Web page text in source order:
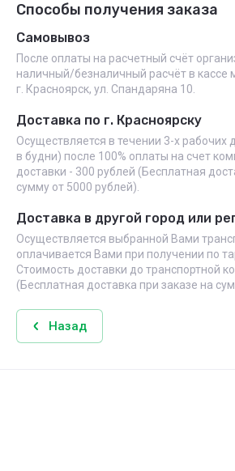
Способы получения заказа
Самовывоз
После оплаты на расчетный счёт
наличный/безналичный расчёт в кассе
г. Красноярск, ул. Спандаряна 10.
Доставка по г. Красноярску
Осуществляется в течении 3-х рабочих
в будни) после 100% оплаты на счет
доставки - 300 рублей (Бесплатная
сумму от 5000 рублей).
Доставка в другой город или
Осуществляется выбранной Вами
оплачивается Вами при получении по
Стоимость доставки до транспортной
(Бесплатная доставка при заказе на
Назад